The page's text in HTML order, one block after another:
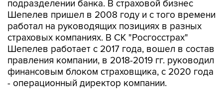
подразделении банка. В страховой бизнес
Шепелев пришел в 2008 году и с того времени
работал на руководящих позициях в разных
страховых компаниях. В СК "Росгосстрах"
Шепелев работает с 2017 года, вошел в состав
правления компании, в 2018-2019 гг. руководил
финансовым блоком страховщика, с 2020 года
- операционный директор компании.